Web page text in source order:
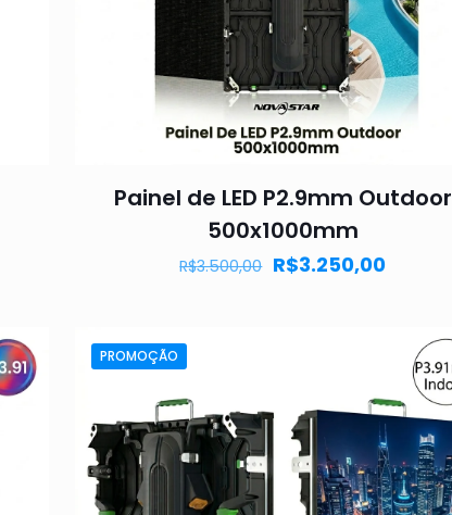
Painel de LED P2.9mm Outdoor
500x1000mm
R$3.500,00 R$3.250,00
PROMOÇÃO